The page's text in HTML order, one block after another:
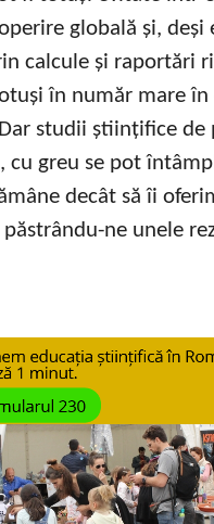
globală și, deși
calcule și raportări
în număr mare în
studii științifice de
cu greu se pot
decât să îi
ne unele